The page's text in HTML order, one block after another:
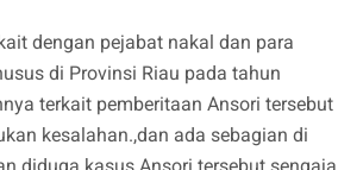
dengan pejabat nakal dan para
di Provinsi Riau pada tahun
terkait pemberitaan Ansori tersebut
kesalahan.,dan ada sebagian di